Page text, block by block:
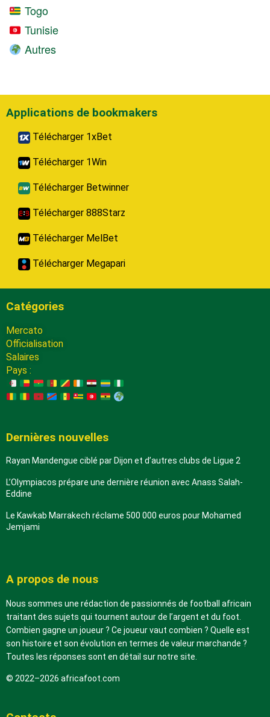
Togo
Tunisie
Autres
Applications de bookmakers
Télécharger 1xBet
Télécharger 1Win
Télécharger Betwinner
Télécharger 888Starz
Télécharger MelBet
Télécharger Megapari
Catégories
Mercato
Officialisation
Salaires
Pays :
Dernières nouvelles
Rayan Mandengue ciblé par Dijon et d’autres clubs de Ligue 2
L’Olympiacos prépare une dernière réunion avec Anass Salah-
Eddine
Le Kawkab Marrakech réclame 500 000 euros pour Mohamed
Jemjami
A propos de nous
Nous sommes une rédaction de passionnés de football africain
traitant des sujets qui tournent autour de l’argent et du foot.
Combien gagne un joueur ? Ce joueur vaut combien ? Quelle est
son histoire et son évolution en termes de valeur marchande ?
Toutes les réponses sont en détail sur notre site.
© 2022–2026 africafoot.com